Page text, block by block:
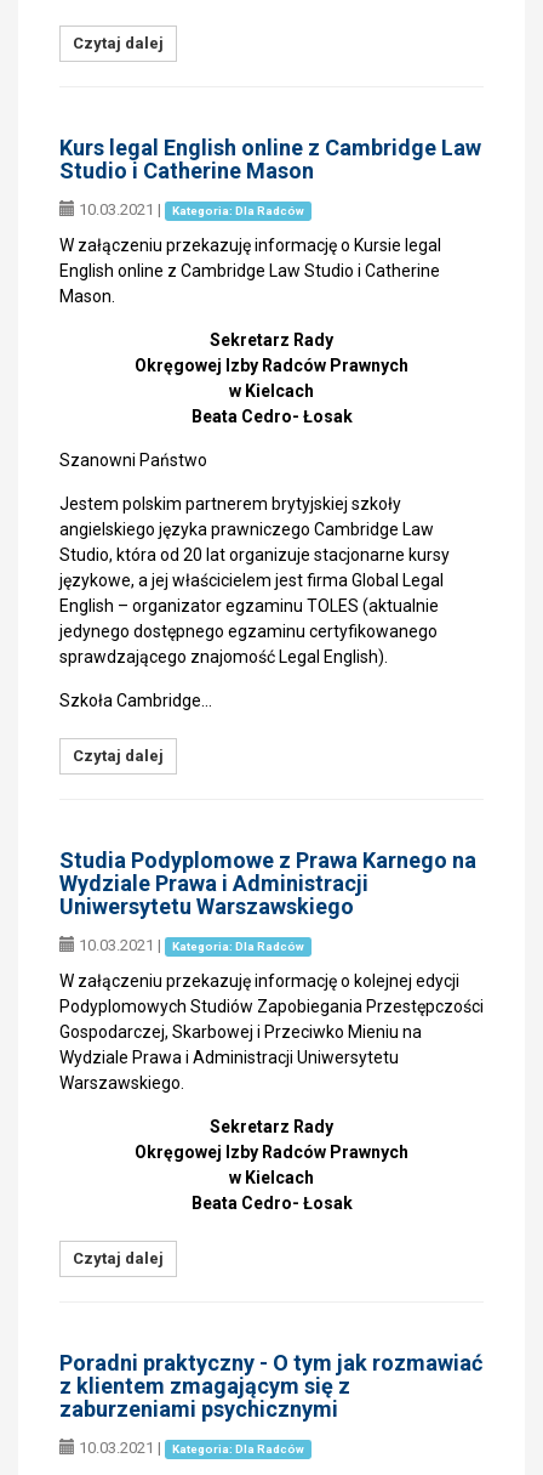
Czytaj dalej
Kurs legal English online z Cambridge Law
Studio i Catherine Mason
10.03.2021 | Kategoria: Dla Radców
W załączeniu przekazuję informację o Kursie legal
English online z Cambridge Law Studio i Catherine
Mason.
Sekretarz Rady
Okręgowej Izby Radców Prawnych
w Kielcach
Beata Cedro- Łosak
Szanowni Państwo
Jestem polskim partnerem brytyjskiej szkoły
angielskiego języka prawniczego Cambridge Law
Studio, która od 20 lat organizuje stacjonarne kursy
językowe, a jej właścicielem jest firma Global Legal
English – organizator egzaminu TOLES (aktualnie
jedynego dostępnego egzaminu certyfikowanego
sprawdzającego znajomość Legal English).
Szkoła Cambridge…
Czytaj dalej
Studia Podyplomowe z Prawa Karnego na
Wydziale Prawa i Administracji
Uniwersytetu Warszawskiego
10.03.2021 | Kategoria: Dla Radców
W załączeniu przekazuję informację o kolejnej edycji
Podyplomowych Studiów Zapobiegania Przestępczości
Gospodarczej, Skarbowej i Przeciwko Mieniu na
Wydziale Prawa i Administracji Uniwersytetu
Warszawskiego.
Sekretarz Rady
Okręgowej Izby Radców Prawnych
w Kielcach
Beata Cedro- Łosak
Czytaj dalej
Poradni praktyczny - O tym jak rozmawiać
z klientem zmagającym się z
zaburzeniami psychicznymi
10.03.2021 | Kategoria: Dla Radców